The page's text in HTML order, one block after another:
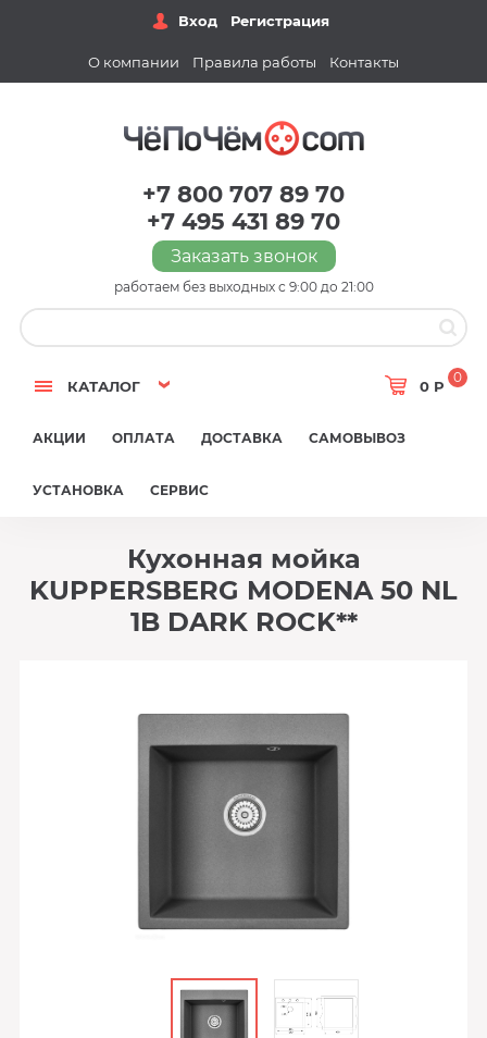
Вход Регистрация
О компании Правила работы Контакты
+7 800 707 89 70
+7 495 431 89 70
Заказать звонок
работаем без выходных с 9:00 до 21:00
КАТАЛОГ 0 Р
0
АКЦИИ ОПЛАТА ДОСТАВКА САМОВЫВОЗ
УСТАНОВКА СЕРВИС
Кухонная мойка
KUPPERSBERG MODENA 50 NL
1B DARK ROCK**